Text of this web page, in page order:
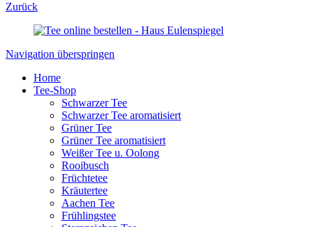
Zurück
Navigation überspringen
Home
Tee-Shop
Schwarzer Tee
Schwarzer Tee aromatisiert
Grüner Tee
Grüner Tee aromatisiert
Weißer Tee u. Oolong
Rooibusch
Früchtetee
Kräutertee
Aachen Tee
Frühlingstee